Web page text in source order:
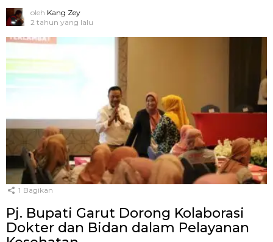
oleh Kang Zey
2 tahun yang lalu
1 Bagikan
Pj. Bupati Garut Dorong Kolaborasi
Dokter dan Bidan dalam Pelayanan